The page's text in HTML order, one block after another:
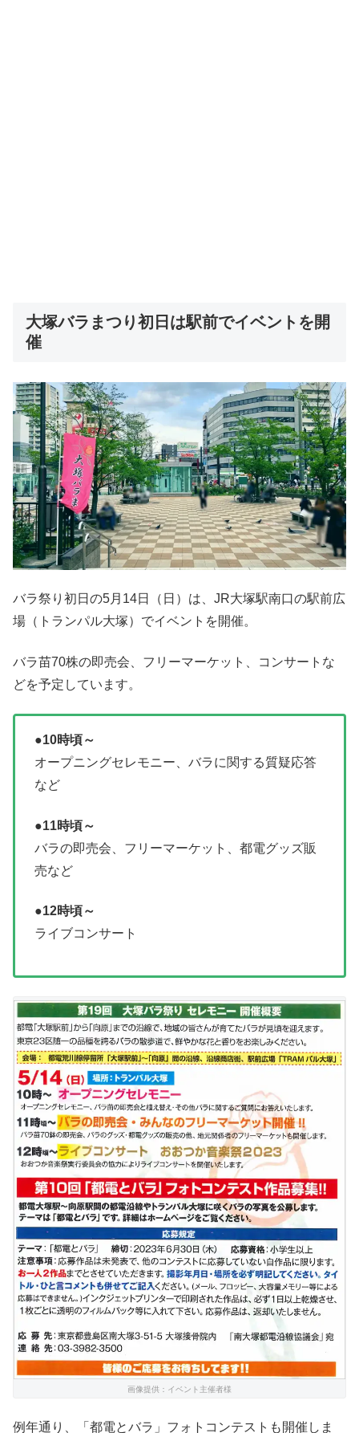
大塚バラまつり初日は駅前でイベントを開
催
バラ祭り初日の5月14日（日）は、JR大塚駅南口の駅前広
場（トランパル大塚）でイベントを開催。
バラ苗70株の即売会、フリーマーケット、コンサートな
どを予定しています。
●10時頃～
オープニングセレモニー、バラに関する質疑応答
など
●11時頃～
バラの即売会、フリーマーケット、都電グッズ販
売など
●12時頃～
ライブコンサート
画像提供：イベント主催者様
例年通り、「都電とバラ」フォトコンテストも開催しま